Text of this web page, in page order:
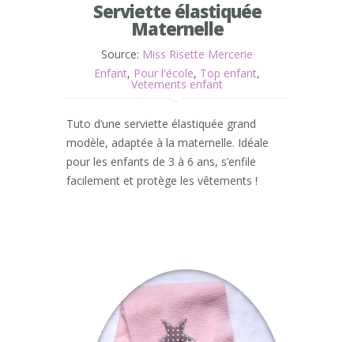
Serviette élastiquée
Maternelle
Source: Miss Risette Mercerie
Enfant, Pour l'école, Top enfant,
Vetements enfant
Tuto d’une serviette élastiquée grand
modèle, adaptée à la maternelle. Idéale
pour les enfants de 3 à 6 ans, s’enfile
facilement et protège les vêtements !